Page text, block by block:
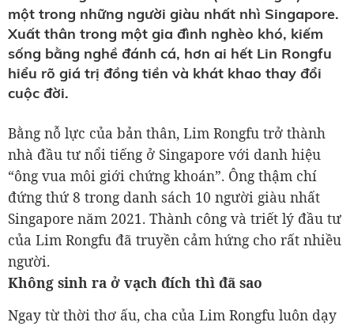
một trong những người giàu nhất nhì Singapore.
Xuất thân trong một gia đình nghèo khó, kiếm
sống bằng nghề đánh cá, hơn ai hết Lin Rongfu
hiểu rõ giá trị đồng tiền và khát khao thay đổi
cuộc đời.
Bằng nỗ lực của bản thân, Lim Rongfu trở thành
nhà đầu tư nổi tiếng ở Singapore với danh hiệu
“ông vua môi giới chứng khoán”. Ông thậm chí
đứng thứ 8 trong danh sách 10 người giàu nhất
Singapore năm 2021. Thành công và triết lý đầu tư
của Lim Rongfu đã truyền cảm hứng cho rất nhiều
người.
Không sinh ra ở vạch đích thì đã sao
Ngay từ thời thơ ấu, cha của Lim Rongfu luôn dạy